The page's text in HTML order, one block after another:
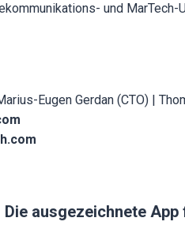
und MarTech-
Eugen Gerdan (CTO) |
Die ausgezeichnete